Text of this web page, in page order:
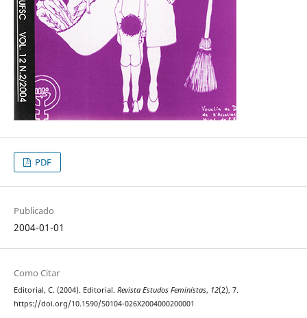
PDF
Publicado
2004-01-01
Como Citar
Editorial, C. (2004). Editorial. Revista Estudos Feministas, 12(2), 7.
https://doi.org/10.1590/S0104-026X2004000200001